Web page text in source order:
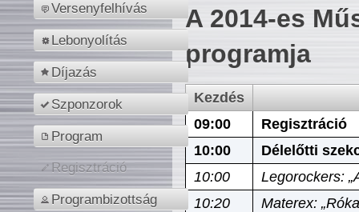
Versenyfelhívás
Lebonyolítás
Díjazás
Szponzorok
Program
Regisztráció
Programbizottság
A 2014-es
programja
Kezdés
09:00
Regisztráció
10:00
Délelőtti
10:00
Legorockers:
10:20
Materex: